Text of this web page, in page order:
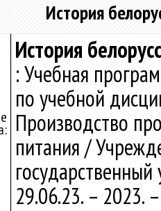
История
История
: Учебная
по учебной
Производство
питания /
29.06.23. –